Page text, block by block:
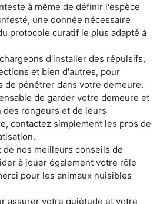
à même de définir l'espèce
une donnée nécessaire
protocole curatif le plus adapté à
d'installer des répulsifs,
et bien d'autres, pour
de pénétrer dans votre demeure.
de garder votre demeure et
rongeurs et de leurs
contactez simplement les pros de
de nos meilleurs conseils de
à jouer également votre rôle
pour les animaux nuisibles
assurer votre quiétude et votre